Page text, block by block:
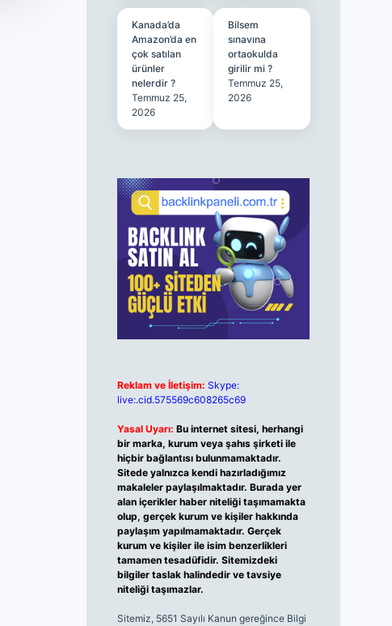
Kanada’da
Amazon’da en
çok satılan
ürünler
nelerdir ?
Temmuz 25,
2026
Bilsem
sınavına
ortaokulda
girilir mi ?
Temmuz 25,
2026
Reklam ve İletişim: Skype:
live:.cid.575569c608265c69
Yasal Uyarı: Bu internet sitesi, herhangi
bir marka, kurum veya şahıs şirketi ile
hiçbir bağlantısı bulunmamaktadır.
Sitede yalnızca kendi hazırladığımız
makaleler paylaşılmaktadır. Burada yer
alan içerikler haber niteliği taşımamakta
olup, gerçek kurum ve kişiler hakkında
paylaşım yapılmamaktadır. Gerçek
kurum ve kişiler ile isim benzerlikleri
tamamen tesadüfidir. Sitemizdeki
bilgiler taslak halindedir ve tavsiye
niteliği taşımazlar.
Sitemiz, 5651 Sayılı Kanun gereğince Bilgi